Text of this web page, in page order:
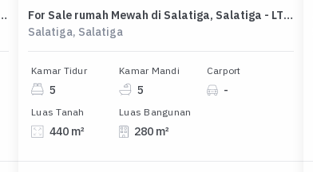
Semarang, Harga 2,5 Miliar
For Sale rumah Mewah di Salatiga, Salatiga - LT 440m²
Salatiga, Salatiga
Kamar Tidur
5
Kamar Mandi
5
Carport
-
Luas Tanah
440 m²
Luas Bangunan
280 m²